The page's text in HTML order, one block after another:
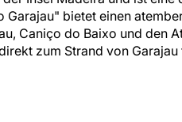
Garajau" bietet einen
Caniço do Baixo und den
zum Strand von